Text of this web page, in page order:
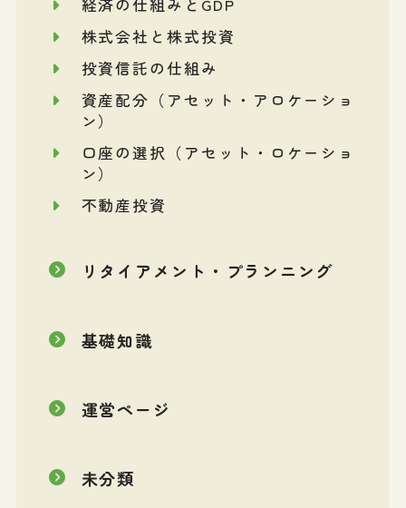
経済の仕組みとGDP
株式会社と株式投資
投資信託の仕組み
資産配分（アセット・アロケーショ
ン）
口座の選択（アセット・ロケーショ
ン）
不動産投資
リタイアメント・プランニング
基礎知識
運営ページ
未分類